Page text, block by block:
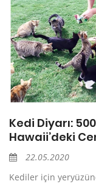
Kedi Diyarı:
Hawaii’deki
22.05.2020
Kediler için